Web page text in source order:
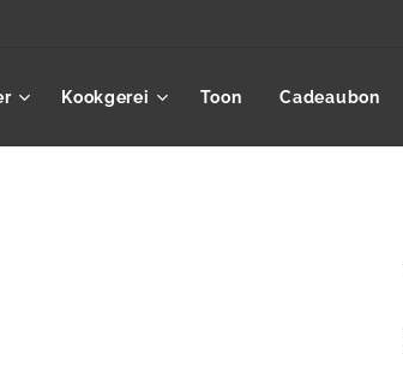
Kookgerei Toon Cadeaubon